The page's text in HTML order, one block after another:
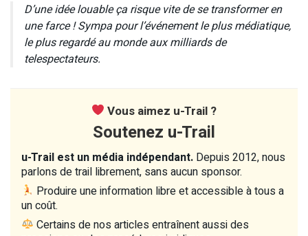
D’une idée louable ça risque vite de se transformer en
une farce ! Sympa pour l’événement le plus médiatique,
le plus regardé au monde aux milliards de
telespectateurs.
Vous aimez u-Trail ?
Soutenez u-Trail
u-Trail est un média indépendant. Depuis 2012, nous
parlons de trail librement, sans aucun sponsor.
Produire une information libre et accessible à tous a
un coût.
Certains de nos articles entraînent aussi des